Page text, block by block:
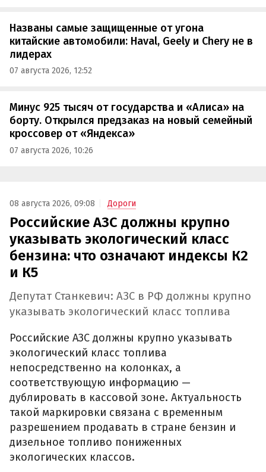
Названы самые защищенные от угона
китайские автомобили: Haval, Geely и Chery не в
лидерах
07 августа 2026, 12:52
Минус 925 тысяч от государства и «Алиса» на
борту. Открылся предзаказ на новый семейный
кроссовер от «Яндекса»
07 августа 2026, 10:26
08 августа 2026, 09:08 Дороги
Российские АЗС должны крупно
указывать экологический класс
бензина: что означают индексы К2
и К5
Депутат Станкевич: АЗС в РФ должны крупно
указывать экологический класс топлива
Российские АЗС должны крупно указывать
экологический класс топлива
непосредственно на колонках, а
соответствующую информацию —
дублировать в кассовой зоне. Актуальность
такой маркировки связана с временным
разрешением продавать в стране бензин и
дизельное топливо пониженных
экологических классов.